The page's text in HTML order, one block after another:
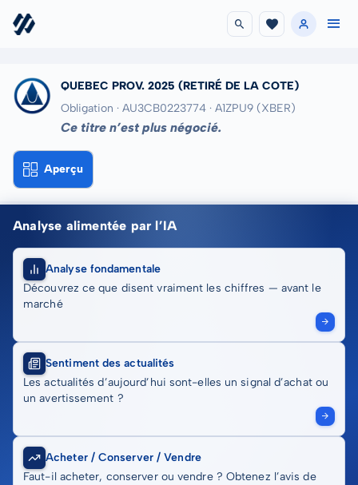
QUEBEC PROV. 2025 (RETIRÉ DE LA COTE)
Obligation · AU3CB0223774 · A1ZPU9 (XBER)
Ce titre n’est plus négocié.
Aperçu
Analyse alimentée par l’IA
Analyse fondamentale
Découvrez ce que disent vraiment les chiffres — avant le
marché
Sentiment des actualités
Les actualités d’aujourd’hui sont-elles un signal d’achat ou
un avertissement ?
Acheter / Conserver / Vendre
Faut-il acheter, conserver ou vendre ? Obtenez l’avis de